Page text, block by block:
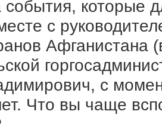
события, которые
с
Афганистана
с
Что вы чаще